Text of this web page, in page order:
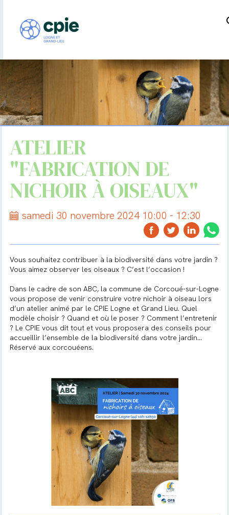
ATELIER
"FABRICATION DE
NICHOIR À OISEAUX"
samedi 30 novembre 2024 10:00 - 12:30
Vous souhaitez contribuer à la biodiversité dans votre jardin ?
Vous aimez observer les oiseaux ? C’est l’occasion !
Dans le cadre de son ABC, la commune de Corcoué-sur-Logne
vous propose de venir construire votre nichoir à oiseau lors
d’un atelier animé par le CPIE Logne et Grand Lieu. Quel
modèle choisir ? Quand et où le poser ? Comment l’entretenir
? Le CPIE vous dit tout et vous proposera des conseils pour
accueillir l’ensemble de la biodiversité dans votre jardin…
Réservé aux corcouéens.